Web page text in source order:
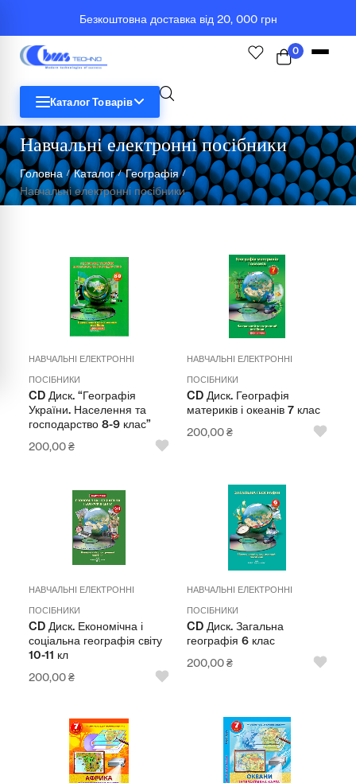
Безкоштовна доставка від 20, 000 грн
0
Каталог Товарів
STEM
Біологія
Мультимедійне обладнання
Освіта
Телерадіо обладнання
Підкатегорії відсутні.
Навчальні електронні посібники
Головна / Каталог / Географія /
Навчальні електронні посібники
НАВЧАЛЬНІ ЕЛЕКТРОННІ
ПОСІБНИКИ
CD Диск. “Географія
України. Населення та
господарство 8-9 клас”
200,00₴
НАВЧАЛЬНІ ЕЛЕКТРОННІ
ПОСІБНИКИ
CD Диск. Географія
материків і океанів 7 клас
200,00₴
НАВЧАЛЬНІ ЕЛЕКТРОННІ
ПОСІБНИКИ
CD Диск. Економічна і
соціальна географія світу
10-11 кл
200,00₴
НАВЧАЛЬНІ ЕЛЕКТРОННІ
ПОСІБНИКИ
CD Диск. Загальна
географія 6 клас
200,00₴